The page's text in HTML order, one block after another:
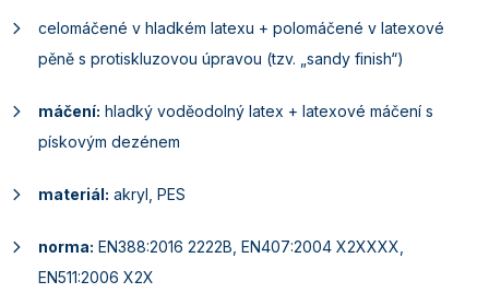
celomáčené v hladkém latexu + polomáčené v latexové
pěně s protiskluzovou úpravou (tzv. „sandy finish“)
máčení: hladký voděodolný latex + latexové máčení s
pískovým dezénem
materiál: akryl, PES
norma: EN388:2016 2222B, EN407:2004 X2XXXX,
EN511:2006 X2X